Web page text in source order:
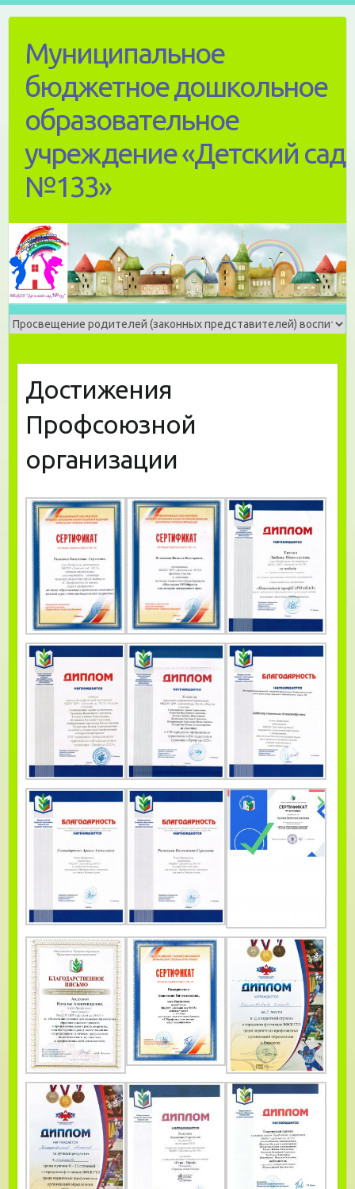
contentМуниципальное
бюджетное дошкольное
образовательное
учреждение «Детский сад
№133»
Достижения
Профсоюзной
организации